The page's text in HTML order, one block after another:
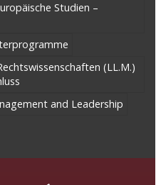
Studien –
(LL.M.)
and Leadership